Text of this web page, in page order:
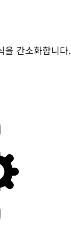
을 간소화합니다.